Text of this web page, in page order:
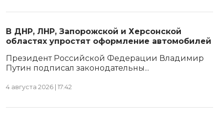
В ДНР, ЛНР, Запорожской и Херсонской
областях упростят оформление автомобилей
Президент Российской Федерации Владимир
Путин подписал законодательны...
4 августа 2026 | 17:42